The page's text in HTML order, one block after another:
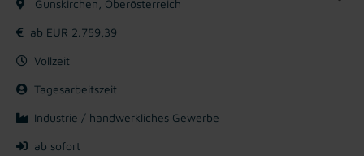
Gunskirchen, Oberösterreich
ab EUR 2.759,39
Vollzeit
Tagesarbeitszeit
Industrie / handwerkliches Gewerbe
ab sofort